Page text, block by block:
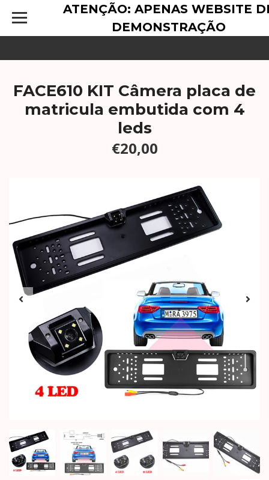
ATENÇÃO: APENAS WEBSITE
DEMONSTRAÇÃO
FACE610 KIT Câmera placa de
matricula embutida com 4
leds
€20,00